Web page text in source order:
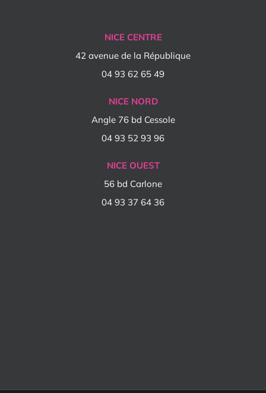
NICE CENTRE
42 avenue de la République
04 93 62 65 49
NICE NORD
Angle 76 bd Cessole
04 93 52 93 96
NICE OUEST
56 bd Carlone
04 93 37 64 36